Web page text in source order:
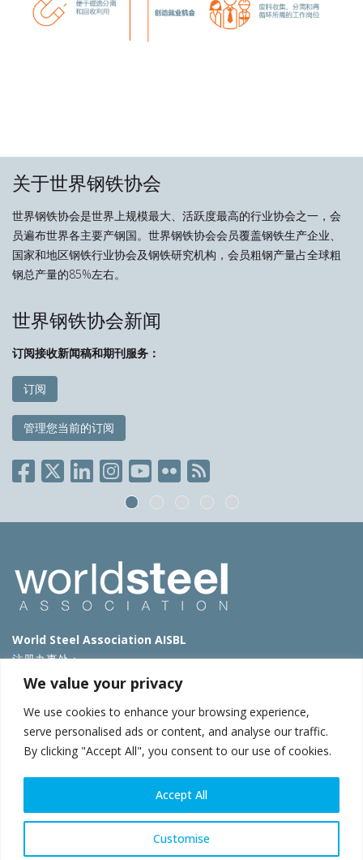
We value your privacy
We use cookies to enhance your browsing experience,
serve personalised ads or content, and analyse our traffic.
By clicking "Accept All", you consent to our use of cookies.
Customise
Accept All
关于世界钢铁协会
世界钢铁协会是世界上规模最大、活跃度最高的行业协会之一，会
员遍布世界各主要产钢国。世界钢铁协会会员覆盖钢铁生产企业、
国家和地区钢铁行业协会及钢铁研究机构，会员粗钢产量占全球粗
钢总产量的85%左右。
世界钢铁协会新闻
订阅接收新闻稿和期刊服务：
订阅
管理您当前的订阅
World Steel Association AISBL
注册办事处：
Avenue de Tervueren 270 – 1150 Brussels – Belgium
北京代表处
北京市朝阳区霄云路40号院国航世纪大厦1号楼3层3F
E:china@worldsteel.org
使用条款|隐私政策
|网站地图|VAT Number BE 0406.597.373
steeluniversity.org
worldstainless.org